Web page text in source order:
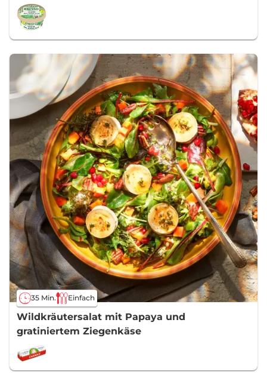
35 Min. Einfach
Wildkräutersalat mit Papaya und
gratiniertem Ziegenkäse